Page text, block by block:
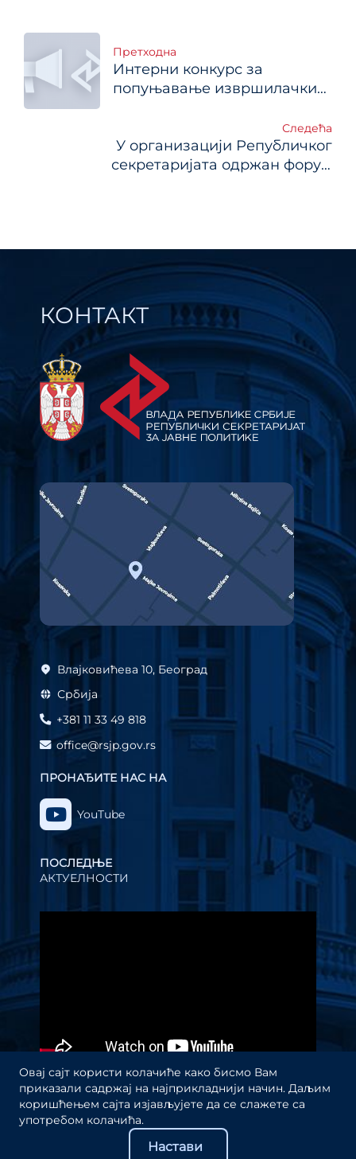
Кретање
чланка
Претходна
Интерни конкурс за
попуњавање извршилачких
Следећа
У организацији Републичког
секретаријата одржан форум
КОНТАКТ
Влајковићева 10, Београд
Србија
+381 11 33 49 818
office@rsjp.gov.rs
ПРОНАЂИТЕ НАС НА
YouTube
ПОСЛЕДЊЕ
АКТУЕЛНОСТИ
видео
Овај сајт користи колачиће како бисмо Вам
приказали садржај на најприкладнији начин. Даљим
коришћењем сајта изјављујете да се слажете са
употребом колачића.
Настави